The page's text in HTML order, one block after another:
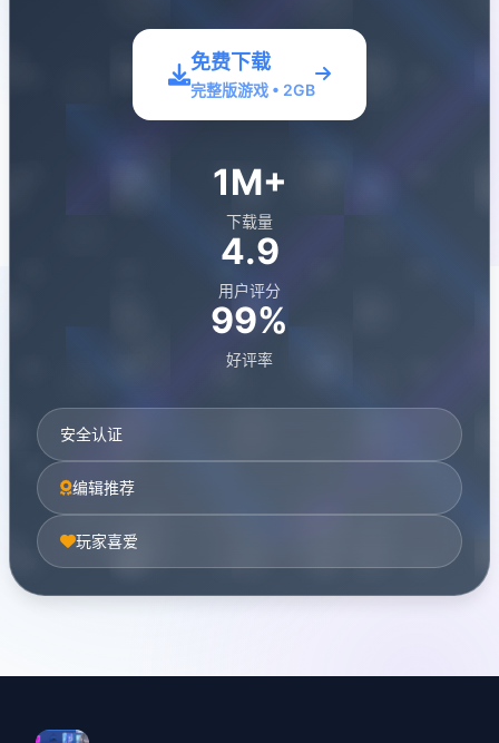
免费下载
完整版游戏 • 2GB
1M+
下载量
4.9
用户评分
99%
好评率
安全认证
编辑推荐
玩家喜爱